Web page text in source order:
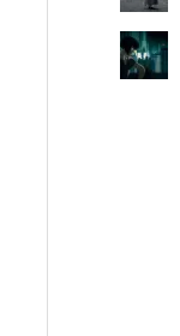
2022